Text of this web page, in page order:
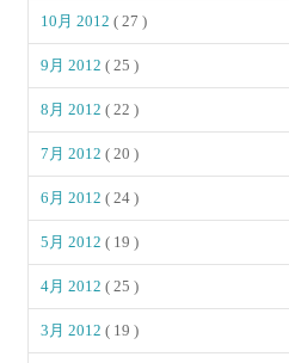
10月 2012( 27 )
9月 2012( 25 )
8月 2012( 22 )
7月 2012( 20 )
6月 2012( 24 )
5月 2012( 19 )
4月 2012( 25 )
3月 2012( 19 )